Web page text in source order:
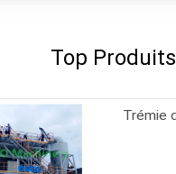
Top Produits
Trémie